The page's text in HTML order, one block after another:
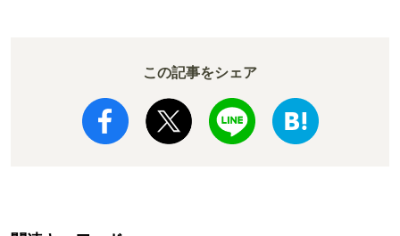
この記事をシェア